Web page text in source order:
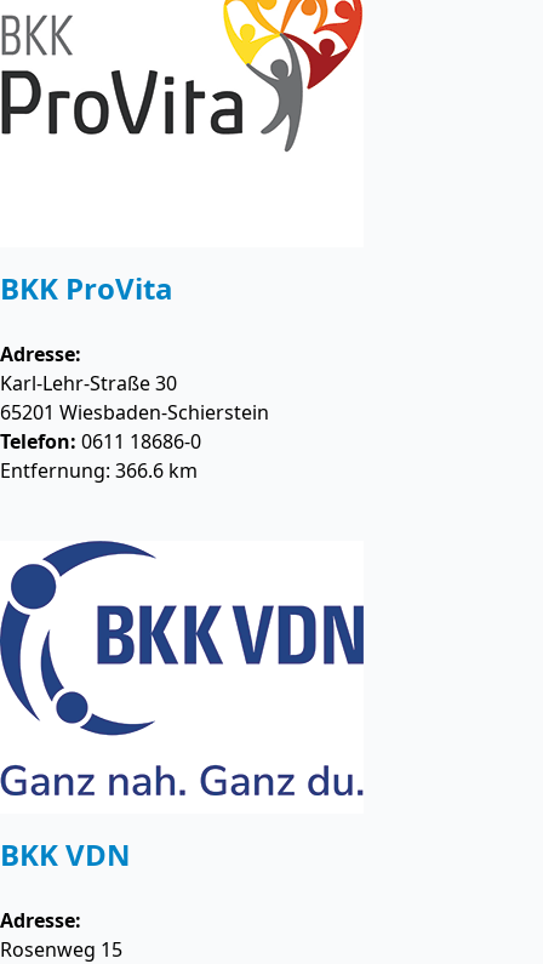
BKK ProVita
Adresse:
Karl-Lehr-Straße 30
65201 Wiesbaden-Schierstein
Telefon: 0611 18686-0
Entfernung: 366.6 km
BKK VDN
Adresse:
Rosenweg 15